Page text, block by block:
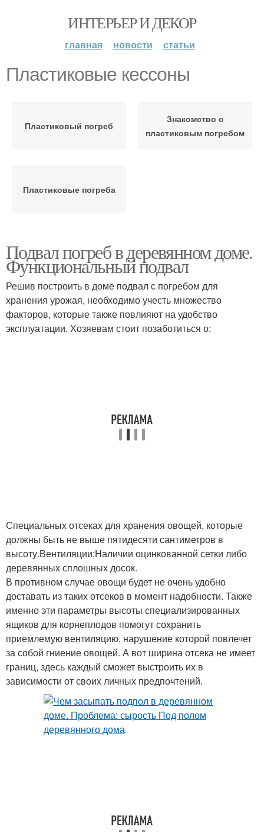
ИНТЕРЬЕР И ДЕКОР
главная новости статьи
Пластиковые кессоны
Пластиковый погреб
Знакомство с
пластиковым погребом
Пластиковые погреба
Подвал погреб в деревянном доме.
Функциональный подвал
Решив построить в доме подвал с погребом для
хранения урожая, необходимо учесть множество
факторов, которые также повлияют на удобство
эксплуатации. Хозяевам стоит позаботиться о:
Специальных отсеках для хранения овощей, которые
должны быть не выше пятидесяти сантиметров в
высоту.Вентиляции;Наличии оцинкованной сетки либо
деревянных сплошных досок.
В противном случае овощи будет не очень удобно
доставать из таких отсеков в момент надобности. Также
именно эти параметры высоты специализированных
ящиков для корнеплодов помогут сохранить
приемлемую вентиляцию, нарушение которой повлечет
за собой гниение овощей. А вот ширина отсека не имеет
границ, здесь каждый сможет выстроить их в
зависимости от своих личных предпочтений.